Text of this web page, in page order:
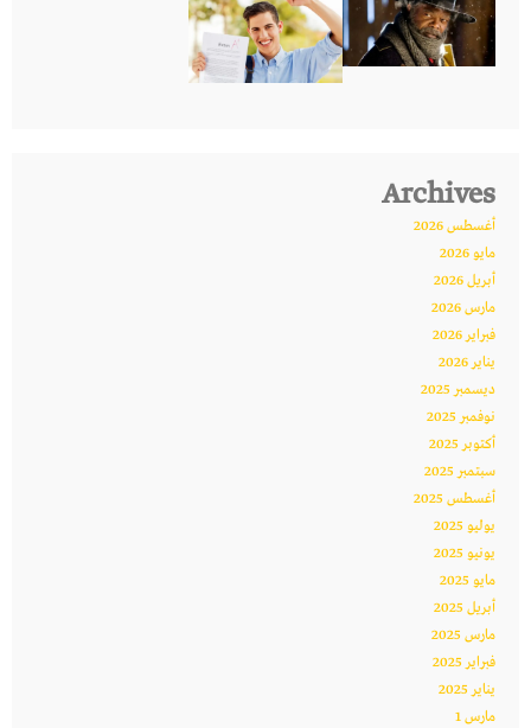
Archives
أغسطس 2026
مايو 2026
أبريل 2026
مارس 2026
فبراير 2026
يناير 2026
ديسمبر 2025
نوفمبر 2025
أكتوبر 2025
سبتمبر 2025
أغسطس 2025
يوليو 2025
يونيو 2025
مايو 2025
أبريل 2025
مارس 2025
فبراير 2025
يناير 2025
مارس 1